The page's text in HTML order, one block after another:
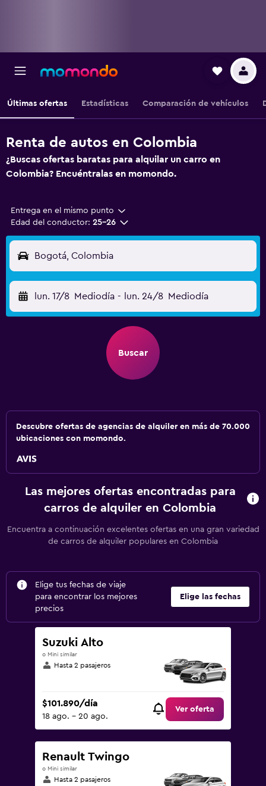
Últimas ofertas Estadísticas Comparación de vehículos
Renta de autos en Colombia
¿Buscas ofertas baratas para alquilar un carro en
Colombia? Encuéntralas en momondo.
Entrega en el mismo punto
Edad del conductor: 25-26
Bogotá, Colombia
lun. 17/8 Mediodía - lun. 24/8 Mediodía
Buscar
Descubre ofertas de agencias de alquiler en más de 70.000
ubicaciones con momondo.
Las mejores ofertas encontradas para
carros de alquiler en Colombia
Encuentra a continuación excelentes ofertas en una gran variedad
de carros de alquiler populares en Colombia
Elige tus fechas de viaje
para encontrar los mejores
precios
Elige las fechas
Suzuki Alto
o Mini similar
Hasta 2 pasajeros
$101.890/día
18 ago. - 20 ago.
Ver oferta
Renault Twingo
o Mini similar
Hasta 2 pasajeros